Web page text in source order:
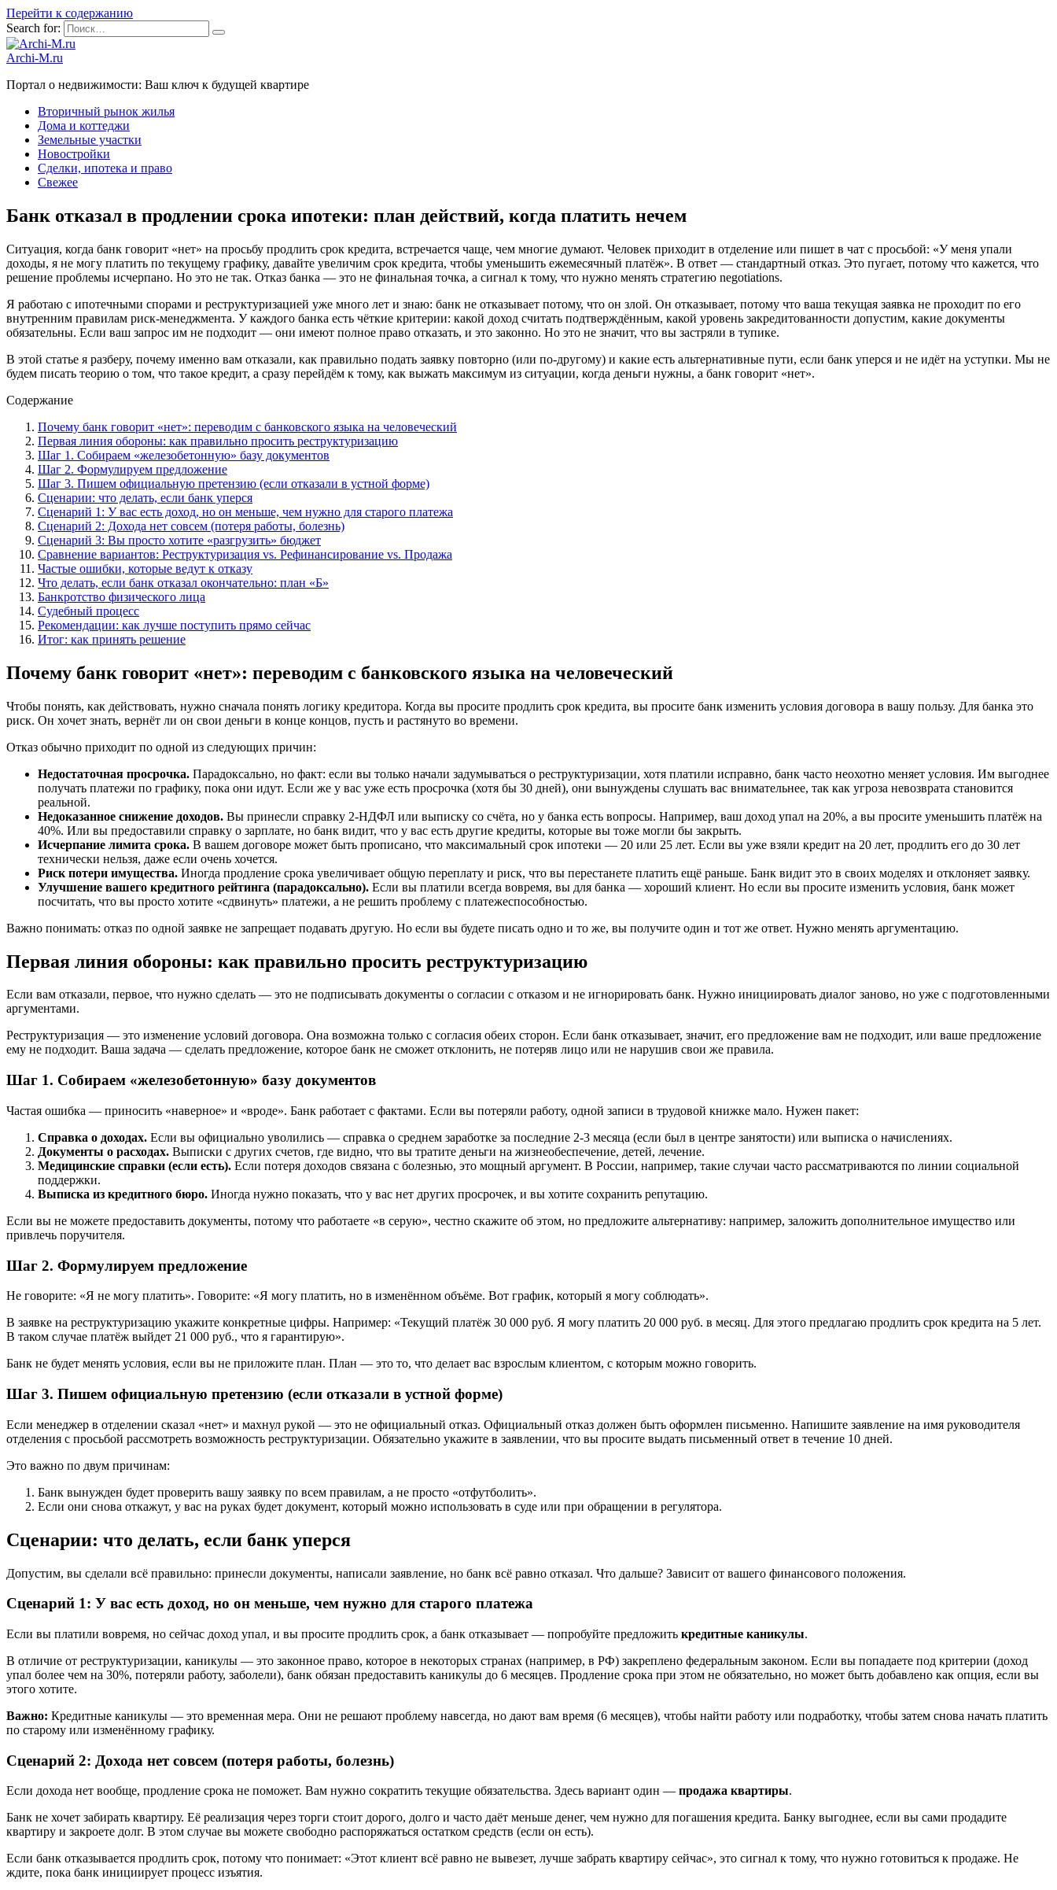
Перейти к содержанию
Search for:
Archi-M.ru
Портал о недвижимости: Ваш ключ к будущей квартире
Вторичный рынок жилья
Дома и коттеджи
Земельные участки
Новостройки
Сделки, ипотека и право
Свежее
Банк отказал в продлении срока ипотеки: план действий, когда платить нечем
Ситуация, когда банк говорит «нет» на просьбу продлить срок кредита, встречается чаще, чем многие думают. Человек приходит в отделение или пишет в чат с просьбой: «У меня упали
доходы, я не могу платить по текущему графику, давайте увеличим срок кредита, чтобы уменьшить ежемесячный платёж». В ответ — стандартный отказ. Это пугает, потому что кажется, что
решение проблемы исчерпано. Но это не так. Отказ банка — это не финальная точка, а сигнал к тому, что нужно менять стратегию negotiations.
Я работаю с ипотечными спорами и реструктуризацией уже много лет и знаю: банк не отказывает потому, что он злой. Он отказывает, потому что ваша текущая заявка не проходит по его
внутренним правилам риск-менеджмента. У каждого банка есть чёткие критерии: какой доход считать подтверждённым, какой уровень закредитованности допустим, какие документы
обязательны. Если ваш запрос им не подходит — они имеют полное право отказать, и это законно. Но это не значит, что вы застряли в тупике.
В этой статье я разберу, почему именно вам отказали, как правильно подать заявку повторно (или по-другому) и какие есть альтернативные пути, если банк уперся и не идёт на уступки. Мы не
будем писать теорию о том, что такое кредит, а сразу перейдём к тому, как выжать максимум из ситуации, когда деньги нужны, а банк говорит «нет».
Содержание
Почему банк говорит «нет»: переводим с банковского языка на человеческий
Первая линия обороны: как правильно просить реструктуризацию
Шаг 1. Собираем «железобетонную» базу документов
Шаг 2. Формулируем предложение
Шаг 3. Пишем официальную претензию (если отказали в устной форме)
Сценарии: что делать, если банк уперся
Сценарий 1: У вас есть доход, но он меньше, чем нужно для старого платежа
Сценарий 2: Дохода нет совсем (потеря работы, болезнь)
Сценарий 3: Вы просто хотите «разгрузить» бюджет
Сравнение вариантов: Реструктуризация vs. Рефинансирование vs. Продажа
Частые ошибки, которые ведут к отказу
Что делать, если банк отказал окончательно: план «Б»
Банкротство физического лица
Судебный процесс
Рекомендации: как лучше поступить прямо сейчас
Итог: как принять решение
Почему банк говорит «нет»: переводим с банковского языка на человеческий
Чтобы понять, как действовать, нужно сначала понять логику кредитора. Когда вы просите продлить срок кредита, вы просите банк изменить условия договора в вашу пользу. Для банка это
риск. Он хочет знать, вернёт ли он свои деньги в конце концов, пусть и растянуто во времени.
Отказ обычно приходит по одной из следующих причин:
Недостаточная просрочка. Парадоксально, но факт: если вы только начали задумываться о реструктуризации, хотя платили исправно, банк часто неохотно меняет условия. Им выгоднее
получать платежи по графику, пока они идут. Если же у вас уже есть просрочка (хотя бы 30 дней), они вынуждены слушать вас внимательнее, так как угроза невозврата становится
реальной.
Недоказанное снижение доходов. Вы принесли справку 2-НДФЛ или выписку со счёта, но у банка есть вопросы. Например, ваш доход упал на 20%, а вы просите уменьшить платёж на
40%. Или вы предоставили справку о зарплате, но банк видит, что у вас есть другие кредиты, которые вы тоже могли бы закрыть.
Исчерпание лимита срока. В вашем договоре может быть прописано, что максимальный срок ипотеки — 20 или 25 лет. Если вы уже взяли кредит на 20 лет, продлить его до 30 лет
технически нельзя, даже если очень хочется.
Риск потери имущества. Иногда продление срока увеличивает общую переплату и риск, что вы перестанете платить ещё раньше. Банк видит это в своих моделях и отклоняет заявку.
Улучшение вашего кредитного рейтинга (парадоксально). Если вы платили всегда вовремя, вы для банка — хороший клиент. Но если вы просите изменить условия, банк может
посчитать, что вы просто хотите «сдвинуть» платежи, а не решить проблему с платежеспособностью.
Важно понимать: отказ по одной заявке не запрещает подавать другую. Но если вы будете писать одно и то же, вы получите один и тот же ответ. Нужно менять аргументацию.
Первая линия обороны: как правильно просить реструктуризацию
Если вам отказали, первое, что нужно сделать — это не подписывать документы о согласии с отказом и не игнорировать банк. Нужно инициировать диалог заново, но уже с подготовленными
аргументами.
Реструктуризация — это изменение условий договора. Она возможна только с согласия обеих сторон. Если банк отказывает, значит, его предложение вам не подходит, или ваше предложение
ему не подходит. Ваша задача — сделать предложение, которое банк не сможет отклонить, не потеряв лицо или не нарушив свои же правила.
Шаг 1. Собираем «железобетонную» базу документов
Частая ошибка — приносить «наверное» и «вроде». Банк работает с фактами. Если вы потеряли работу, одной записи в трудовой книжке мало. Нужен пакет:
Справка о доходах. Если вы официально уволились — справка о среднем заработке за последние 2-3 месяца (если был в центре занятости) или выписка о начислениях.
Документы о расходах. Выписки с других счетов, где видно, что вы тратите деньги на жизнеобеспечение, детей, лечение.
Медицинские справки (если есть). Если потеря доходов связана с болезнью, это мощный аргумент. В России, например, такие случаи часто рассматриваются по линии социальной
поддержки.
Выписка из кредитного бюро. Иногда нужно показать, что у вас нет других просрочек, и вы хотите сохранить репутацию.
Если вы не можете предоставить документы, потому что работаете «в серую», честно скажите об этом, но предложите альтернативу: например, заложить дополнительное имущество или
привлечь поручителя.
Шаг 2. Формулируем предложение
Не говорите: «Я не могу платить». Говорите: «Я могу платить, но в изменённом объёме. Вот график, который я могу соблюдать».
В заявке на реструктуризацию укажите конкретные цифры. Например: «Текущий платёж 30 000 руб. Я могу платить 20 000 руб. в месяц. Для этого предлагаю продлить срок кредита на 5 лет.
В таком случае платёж выйдет 21 000 руб., что я гарантирую».
Банк не будет менять условия, если вы не приложите план. План — это то, что делает вас взрослым клиентом, с которым можно говорить.
Шаг 3. Пишем официальную претензию (если отказали в устной форме)
Если менеджер в отделении сказал «нет» и махнул рукой — это не официальный отказ. Официальный отказ должен быть оформлен письменно. Напишите заявление на имя руководителя
отделения с просьбой рассмотреть возможность реструктуризации. Обязательно укажите в заявлении, что вы просите выдать письменный ответ в течение 10 дней.
Это важно по двум причинам:
Банк вынужден будет проверить вашу заявку по всем правилам, а не просто «отфутболить».
Если они снова откажут, у вас на руках будет документ, который можно использовать в суде или при обращении в регулятора.
Сценарии: что делать, если банк уперся
Допустим, вы сделали всё правильно: принесли документы, написали заявление, но банк всё равно отказал. Что дальше? Зависит от вашего финансового положения.
Сценарий 1: У вас есть доход, но он меньше, чем нужно для старого платежа
Если вы платили вовремя, но сейчас доход упал, и вы просите продлить срок, а банк отказывает — попробуйте предложить кредитные каникулы.
В отличие от реструктуризации, каникулы — это законное право, которое в некоторых странах (например, в РФ) закреплено федеральным законом. Если вы попадаете под критерии (доход
упал более чем на 30%, потеряли работу, заболели), банк обязан предоставить каникулы до 6 месяцев. Продление срока при этом не обязательно, но может быть добавлено как опция, если вы
этого хотите.
Важно: Кредитные каникулы — это временная мера. Они не решают проблему навсегда, но дают вам время (6 месяцев), чтобы найти работу или подработку, чтобы затем снова начать платить
по старому или изменённому графику.
Сценарий 2: Дохода нет совсем (потеря работы, болезнь)
Если дохода нет вообще, продление срока не поможет. Вам нужно сократить текущие обязательства. Здесь вариант один — продажа квартиры.
Банк не хочет забирать квартиру. Её реализация через торги стоит дорого, долго и часто даёт меньше денег, чем нужно для погашения кредита. Банку выгоднее, если вы сами продадите
квартиру и закроете долг. В этом случае вы можете свободно распоряжаться остатком средств (если он есть).
Если банк отказывается продлить срок, потому что понимает: «Этот клиент всё равно не вывезет, лучше забрать квартиру сейчас», это сигнал к тому, что нужно готовиться к продаже. Не
ждите, пока банк инициирует процесс изъятия.